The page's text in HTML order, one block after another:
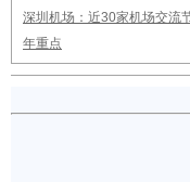
深圳机场：近30家机场交流
年重点